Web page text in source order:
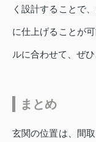
く設計することで
に仕上げることが
ルに合わせて、ぜ
まとめ
玄関の位置は、間